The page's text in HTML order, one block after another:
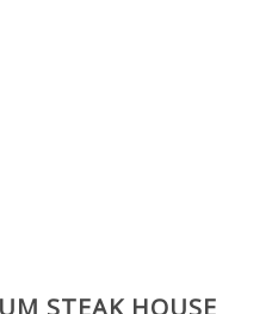
STEAK HOUSE